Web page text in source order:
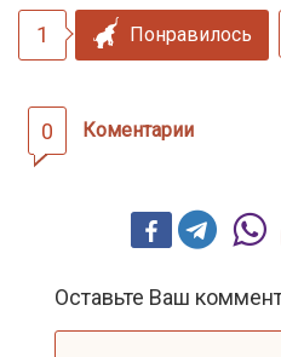
1 Понравилось
0 Коментарии
Оставьте Ваш